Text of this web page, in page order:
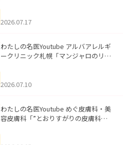
した。
2026.07.17
わたしの名医Youtube アルバアレルギ
ークリニック札幌「マンジャロのリア
た。
2026.07.10
わたしの名医Youtube めぐ皮膚科・美
容皮膚科「”とおりすがりの皮膚科